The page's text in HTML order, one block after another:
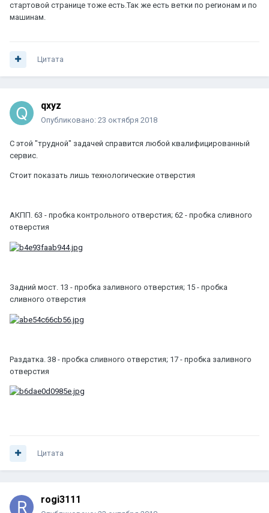
стартовой странице тоже есть.Так же есть ветки по регионам и по
машинам.
Цитата
qxyz
Опубликовано: 23 октября 2018
С этой "трудной" задачей справится любой квалифицированный
сервис.
Стоит показать лишь технологические отверстия
АКПП. 63 - пробка контрольного отверстия; 62 - пробка сливного
отверстия
Задний мост. 13 - пробка заливного отверстия; 15 - пробка
сливного отверстия
Раздатка. 38 - пробка сливного отверстия; 17 - пробка заливного
отверстия
Цитата
rogi3111